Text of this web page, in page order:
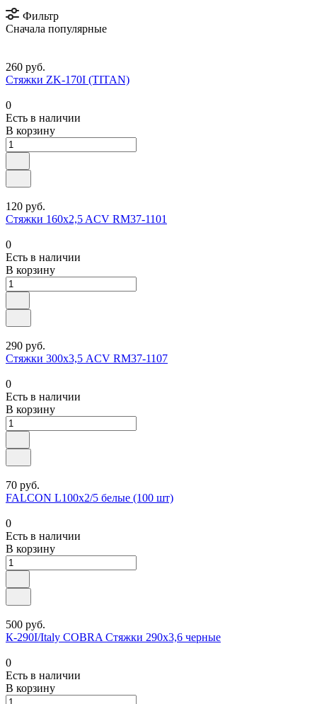
Фильтр
Сначала популярные
260 руб.
Стяжки ZK-170I (TITAN)
0
Есть в наличии
В корзину
120 руб.
Стяжки 160x2,5 ACV RM37-1101
0
Есть в наличии
В корзину
290 руб.
Стяжки 300х3,5 ACV RM37-1107
0
Есть в наличии
В корзину
70 руб.
FALCON L100x2/5 белые (100 шт)
0
Есть в наличии
В корзину
500 руб.
К-290I/Italy COBRA Стяжки 290x3,6 черные
0
Есть в наличии
В корзину